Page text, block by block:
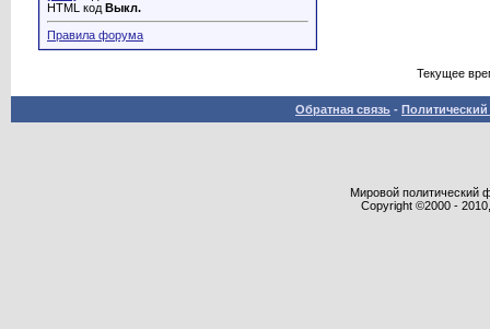
HTML код Выкл.
Правила форума
Текущее
Обратная связь -
Мировой политический
Copyright ©2000 -